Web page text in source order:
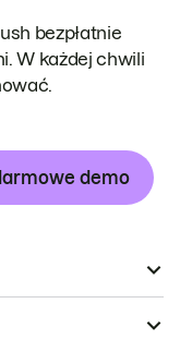
bezpłatnie
W każdej chwili
demo